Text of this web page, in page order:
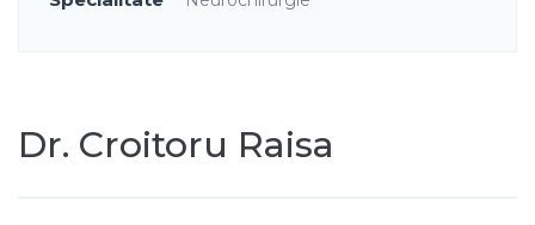
Dr. Croitoru Raisa